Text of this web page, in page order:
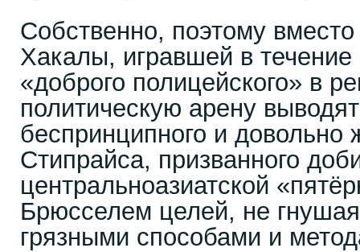
Собственно, поэтому
Хакалы, игравшей в течение
«доброго полицейского» в
политическую арену
беспринципного и довольно
Стипрайса, призванного
центральноазиатской
Брюсселем целей, не
грязными способами и